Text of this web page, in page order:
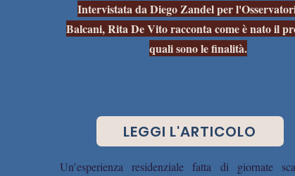
Intervistata da Diego Zandel per
Balcani, Rita De Vito racconta come è nato il
quali sono le finalità.
Un’esperienza residenziale fatta di giornate
LEGGI L'ARTICOLO